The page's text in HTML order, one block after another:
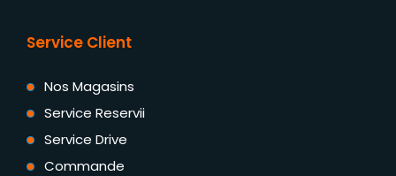
Service Client
Nos Magasins
Service Reservii
Service Drive
Commande